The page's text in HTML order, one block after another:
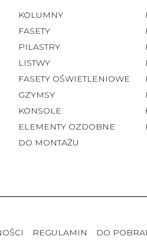
KOLUMNY
FASETY
PILASTRY
LISTWY
FASETY OŚWIETLENIOWE
GZYMSY
KONSOLE
ELEMENTY OZDOBNE
DO MONTAŻU
REGULAMIN DO